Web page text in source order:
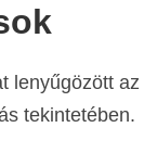
lenyűgözött
tekintetében.